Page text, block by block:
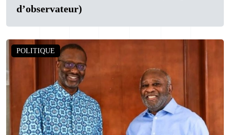
d’observateur)
POLITIQUE